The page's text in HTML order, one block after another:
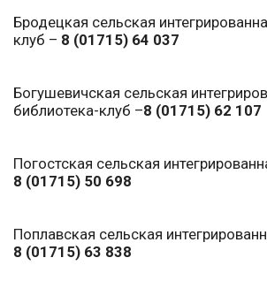
Бродецкая сельская
клуб – 8 (01715) 64 037
Богушевичская сельская
библиотека-клуб –8 (01715) 62 107
Погостская сельская
8 (01715) 50 698
Поплавская сельская
8 (01715) 63 838